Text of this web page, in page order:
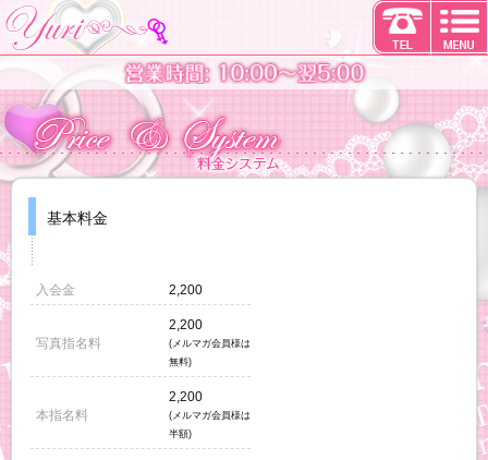
基本料金
入会金 2,200
写真指名料
2,200
(メルマガ会員様は
無料)
本指名料
2,200
(メルマガ会員様は
半額)